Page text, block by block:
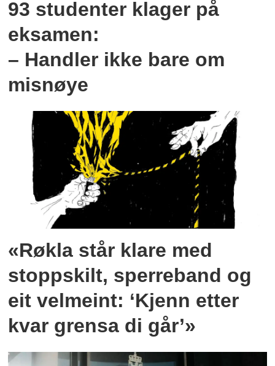
93 studenter klager på
eksamen:
– Handler ikke bare om
misnøye
«Røkla står klare med
stoppskilt, sperreband og
eit velmeint: ‘Kjenn etter
kvar grensa di går’»